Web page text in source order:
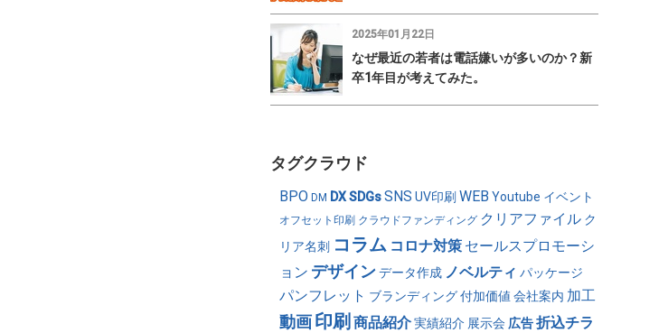
2025年01月22日
なぜ最近の若者は電話嫌いが多いのか？新
卒1年目が考えてみた。
タグクラウド
BPO DM DX SDGs SNS UV印刷 WEB Youtube イベント
オフセット印刷 クラウドファンディング クリアファイル ク
リア名刺 コラム コロナ対策 セールスプロモーシ
ョン デザイン データ作成 ノベルティ パッケージ
パンフレット ブランディング 付加価値 会社案内 加工
動画 印刷 商品紹介 実績紹介 展示会 広告 折込チラ